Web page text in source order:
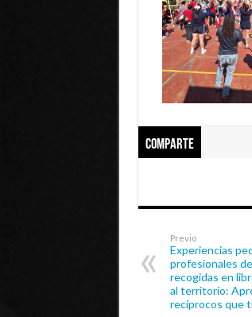
Comparte
Previo
Experiencias
profesionales
recogidas en
al territorio:
recíprocos que